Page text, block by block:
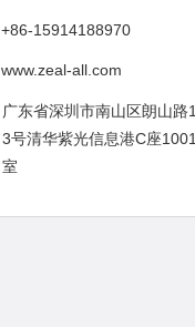
+86-15914188970
www.zeal-all.com
广东省深圳市南山区朗山路1
3号清华紫光信息港C座1001
室